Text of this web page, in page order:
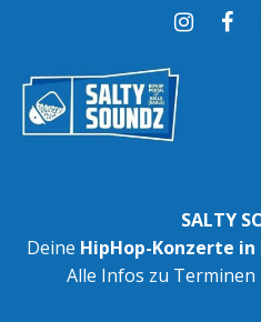
SALTY
Deine HipHop-Konzerte
Alle Infos zu